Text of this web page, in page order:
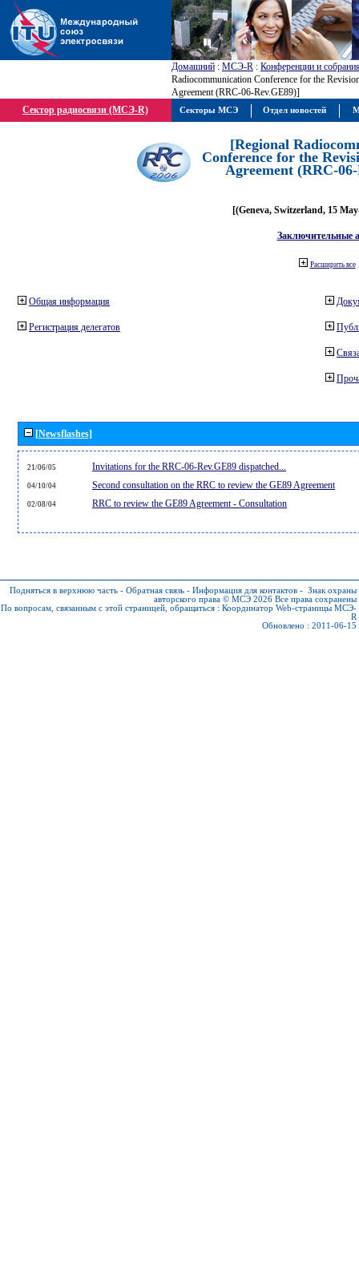
Домашний : МСЭ-R : Конференции и
Radiocommunication Conference for the
Agreement (RRC-06-Rev.GE89)]
Сектор радиосвязи (МСЭ-R)
[Regional
Conference for the
Agreement (RRC-
[(Geneva, Switzerland, 15
Заключительные
Расширить все
Общая информация
Регистрация делегатов
[Newsflashes]
21/06/05 Invitations for the RRC-06-Rev.GE89 dispatched...
04/10/04 Second consultation on the RRC to review the GE89 Agreement
02/08/04 RRC to review the GE89 Agreement - Consultation
Подняться в верхнюю часть - Обратная связь - Информация для контактов - Знак охраны
авторского права © МСЭ 2026 Все права сохранены
По вопросам, связанным с этой страницей, обращаться : Координатор Web-страницы МСЭ-
R
Обновлено : 2011-06-15
Секторы МСЭ Отдел новостей